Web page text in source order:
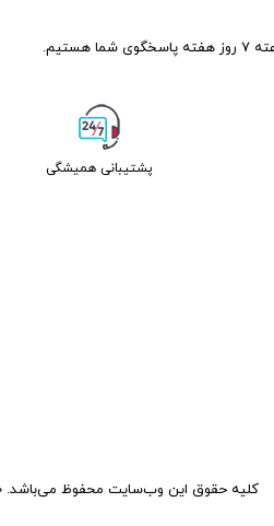
پشتیبانی همیشگی
کلیه حقوق این وب‌سایت محفوظ می‌باشد. 2000-2026